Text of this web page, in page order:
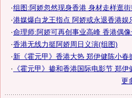
·组图:阿娇忽然现身香港 身材走样逛街
·港媒爆白龙王指点 阿娇或永退香港娱
·命理师:阿娇可再创事业高峰 香港偶
·香港无线力挺阿娇周日义演(组图)
·新《霍元甲》香港大热 郑伊健陈小春
·
《霍元甲》掺和香港国际电影节 郑伊
更